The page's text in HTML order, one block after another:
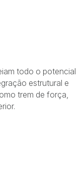
todo o potencial
estrutural e
trem de força,